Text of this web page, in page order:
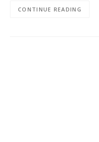
CONTINUE READING